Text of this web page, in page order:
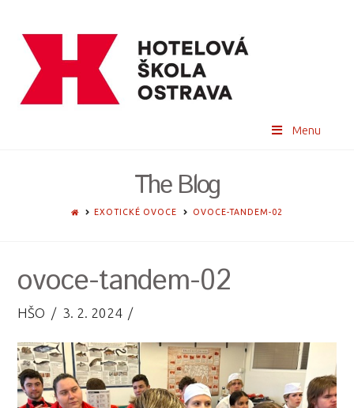
Menu
The Blog
HOMEEXOTICKÉ OVOCE OVOCE-TANDEM-02
ovoce-tandem-02
HŠO 3. 2. 2024